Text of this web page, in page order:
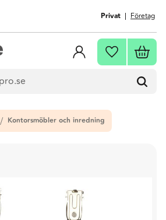
Privat Företag
Favoriter
Kontorsmöbler och inredning